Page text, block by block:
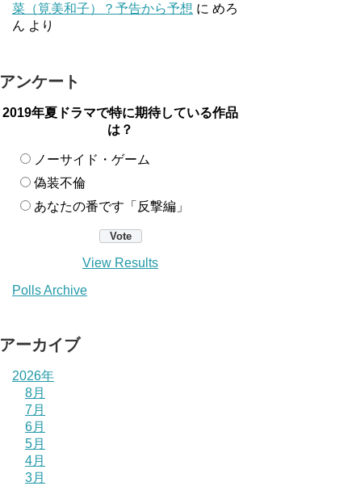
菜（筧美和子）？予告から予想 に めろ
ん より
アンケート
2019年夏ドラマで特に期待している作品
は？
ノーサイド・ゲーム
偽装不倫
あなたの番です「反撃編」
View Results
Polls Archive
アーカイブ
2026年
8月
7月
6月
5月
4月
3月